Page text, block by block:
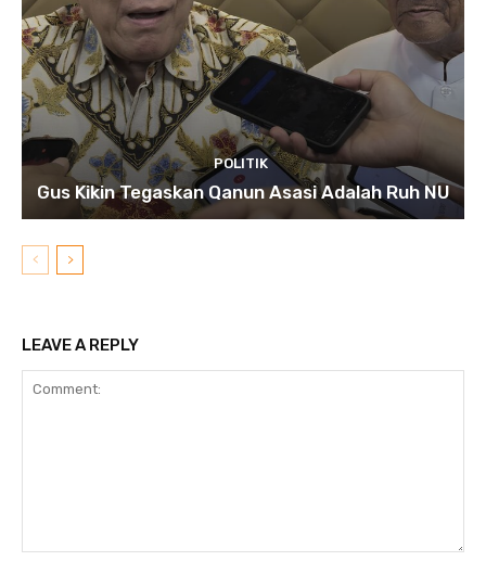
POLITIK
Gus Kikin Tegaskan Qanun Asasi Adalah Ruh NU
LEAVE A REPLY